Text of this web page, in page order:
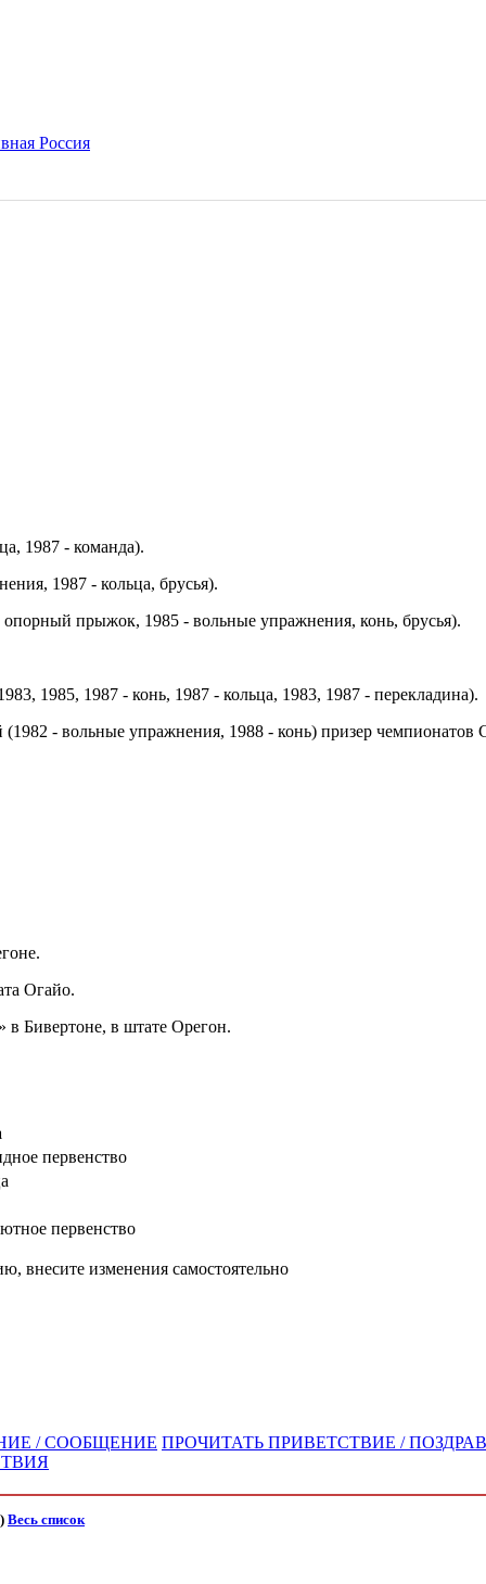
1987 - команда).
1987 - кольца, брусья).
прыжок, 1985 - вольные упражнения, конь, брусья).
1985, 1987 - конь, 1987 - кольца, 1983, 1987 - перекладина).
- вольные упражнения, 1988 - конь) призер чемпионатов
Огайо.
в Бивертоне, в штате Орегон.
первенство
первенство
изменения самостоятельно
/ СООБЩЕНИЕ ПРОЧИТАТЬ ПРИВЕТСТВИЕ /
Весь список